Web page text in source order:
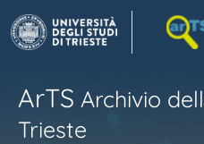
ArTS Archivio
Trieste